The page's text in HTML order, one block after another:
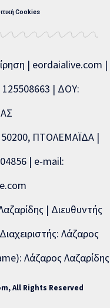
Cookies
| eordaialive.com |
| ΔΟΥ:
ΠΤΟΛΕΜΑΪΔΑ |
| e-mail:
| Διευθυντής
Λάζαρος
Λάζαρος Λαζαρίδης
All Rights Reserved